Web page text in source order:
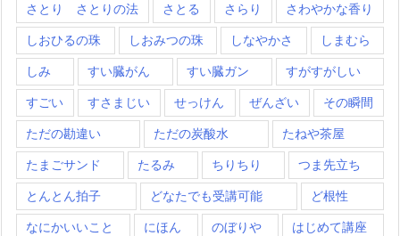
さとり さとりの法 さとる さらり さわやかな香り
しおひるの珠 しおみつの珠 しなやかさ しまむら
しみ すい臓がん すい臓ガン すがすがしい
すごい すさまじい せっけん ぜんざい その瞬間
ただの勘違い ただの炭酸水 たねや茶屋
たまごサンド たるみ ちりちり つま先立ち
とんとん拍子 どなたでも受講可能 ど根性
なにかいいこと にほん のぼりや はじめて講座